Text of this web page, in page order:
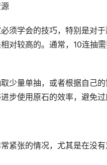
须学会的技巧，特别是对
对较高的。通常，10连抽
少量单抽，或者根据自己
步使用原石的效率，避免过
紧张的情况，尤其是在没